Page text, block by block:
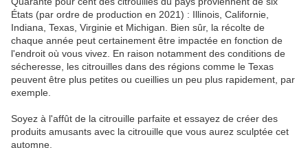
États (par ordre de production en 2021) : Illinois, Californie,
Indiana, Texas, Virginie et Michigan. Bien sûr, la récolte de
chaque année peut certainement être impactée en fonction de
l'endroit où vous vivez. En raison notamment des conditions de
sécheresse, les citrouilles dans des régions comme le Texas
peuvent être plus petites ou cueillies un peu plus rapidement, par
exemple.
Soyez à l'affût de la citrouille parfaite et essayez de créer des
produits amusants avec la citrouille que vous aurez sculptée cet
automne.